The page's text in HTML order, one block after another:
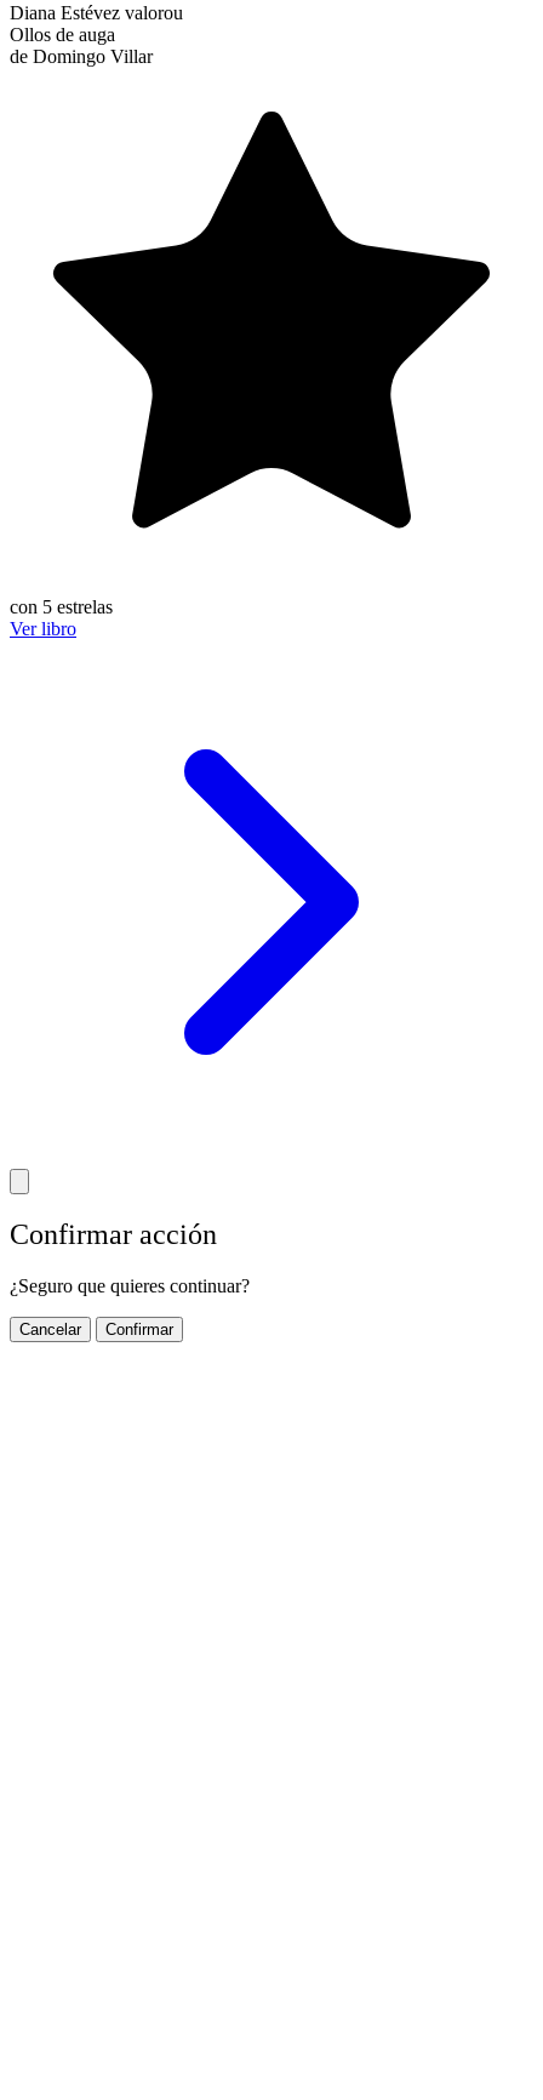
Diana Estévez valorou
Ollos de auga
de Domingo Villar
con 5 estrelas
Ver libro
Confirmar acción
¿Seguro que quieres continuar?
Cancelar Confirmar